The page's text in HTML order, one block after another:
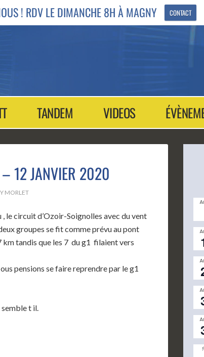
! RDV LE DIMANCHE 8H À MAGNY CONTACT
TANDEM VIDEOS
– 12 JANVIER 2020
MORLET
le circuit d’Ozoir-Soignolles avec du vent
groupes se fit comme prévu au pont
km tandis que les 7 du g1 filaient vers
pensions se faire reprendre par le g1
semble t il.